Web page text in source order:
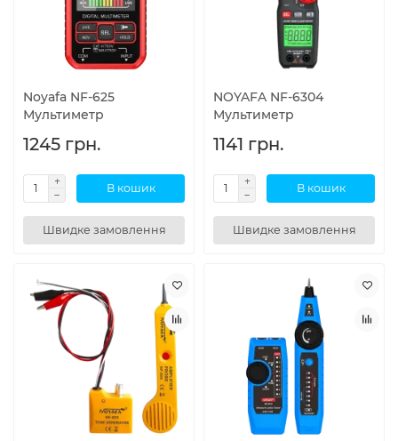
Noyafa NF-625
Мультиметр
1245 грн.
В кошик
Швидке замовлення
NOYAFA NF-6304
Мультиметр
1141 грн.
В кошик
Швидке замовлення